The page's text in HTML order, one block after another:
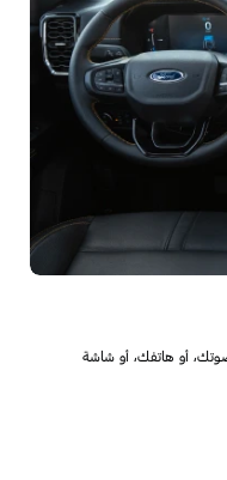
أو هاتفك، أو شاشة